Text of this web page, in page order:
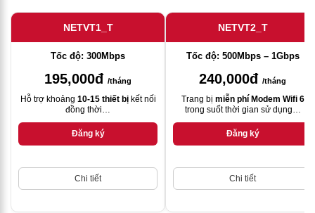
NETVT1_T
Tốc độ: 300Mbps
195,000đ /tháng
Hỗ trợ khoảng 10-15 thiết bịkết nối
đồng thời…
Đăng ký
Chi tiết
NETVT2_T
Tốc độ: 500Mbps – 1Gbps
240,000đ /tháng
Trang bị miễn phí Modem Wifi 6
trong suốt thời gian sử dụng…
Đăng ký
Chi tiết